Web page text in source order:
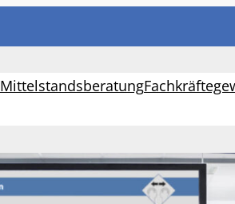
Mittelstandsberatung